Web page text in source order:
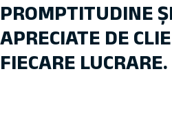
PROMPTITUDINE
APRECIATE DE
FIECARE LUCRARE.